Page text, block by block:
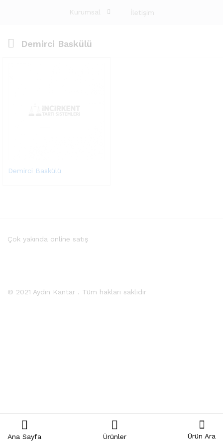
Kurumsal İletişim
Demirci Baskülü
Demirci Baskülü
© 2021 Aydın Kantar . Tüm hakları saklıdır
Çok yakında online satış
Ana Sayfa Ürünler Ürün Ara